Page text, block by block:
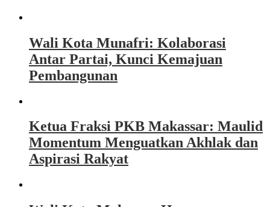
Wali Kota Munafri: Kolaborasi
Antar Partai, Kunci Kemajuan
Pembangunan
Ketua Fraksi PKB Makassar: Maulid
Momentum Menguatkan Akhlak dan
Aspirasi Rakyat